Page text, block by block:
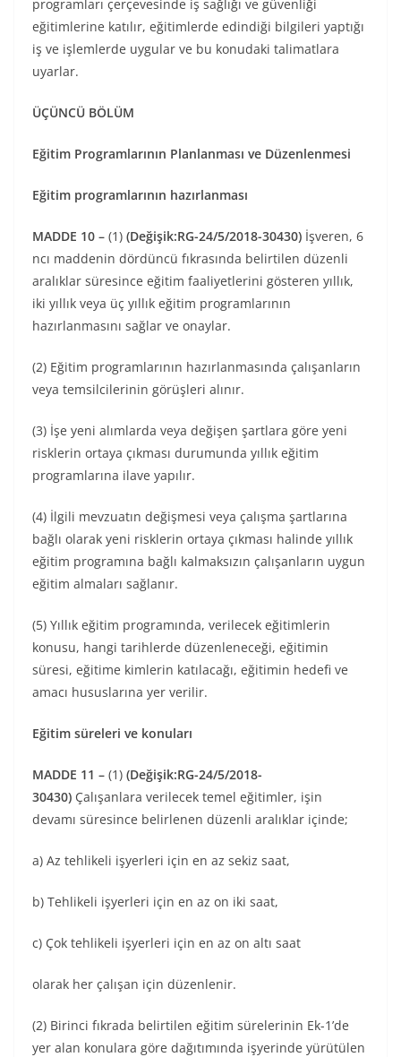
programları çerçevesinde iş sağlığı ve güvenliği
eğitimlerine katılır, eğitimlerde edindiği bilgileri yaptığı
iş ve işlemlerde uygular ve bu konudaki talimatlara
uyarlar.
ÜÇÜNCÜ BÖLÜM
Eğitim Programlarının Planlanması ve Düzenlenmesi
Eğitim programlarının hazırlanması
MADDE 10 – (1) (Değişik:RG-24/5/2018-30430) İşveren, 6
ncı maddenin dördüncü fıkrasında belirtilen düzenli
aralıklar süresince eğitim faaliyetlerini gösteren yıllık,
iki yıllık veya üç yıllık eğitim programlarının
hazırlanmasını sağlar ve onaylar.
(2) Eğitim programlarının hazırlanmasında çalışanların
veya temsilcilerinin görüşleri alınır.
(3) İşe yeni alımlarda veya değişen şartlara göre yeni
risklerin ortaya çıkması durumunda yıllık eğitim
programlarına ilave yapılır.
(4) İlgili mevzuatın değişmesi veya çalışma şartlarına
bağlı olarak yeni risklerin ortaya çıkması halinde yıllık
eğitim programına bağlı kalmaksızın çalışanların uygun
eğitim almaları sağlanır.
(5) Yıllık eğitim programında, verilecek eğitimlerin
konusu, hangi tarihlerde düzenleneceği, eğitimin
süresi, eğitime kimlerin katılacağı, eğitimin hedefi ve
amacı hususlarına yer verilir.
Eğitim süreleri ve konuları
MADDE 11 – (1) (Değişik:RG-24/5/2018-
30430) Çalışanlara verilecek temel eğitimler, işin
devamı süresince belirlenen düzenli aralıklar içinde;
a) Az tehlikeli işyerleri için en az sekiz saat,
b) Tehlikeli işyerleri için en az on iki saat,
c) Çok tehlikeli işyerleri için en az on altı saat
olarak her çalışan için düzenlenir.
(2) Birinci fıkrada belirtilen eğitim sürelerinin Ek-1’de
yer alan konulara göre dağıtımında işyerinde yürütülen